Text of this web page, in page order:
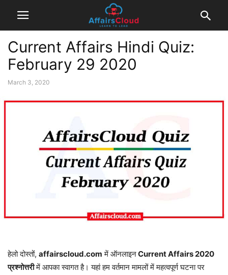
Current Affairs Hindi Quiz:
February 29 2020
March 3, 2020
हेलो दोस्तों, affairscloud.com में ऑनलाइनCurrent Affairs 2020
प्रश्नोत्तरीमें आपका स्वागत है। यहां हम वर्तमान मामलों में महत्वपूर्ण घटना पर